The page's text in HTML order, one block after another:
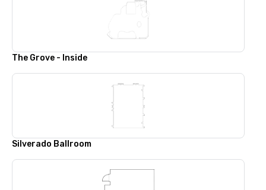
The Grove - Inside
Silverado Ballroom